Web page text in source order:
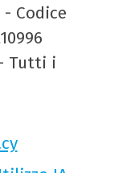
- Codice
Tutti i